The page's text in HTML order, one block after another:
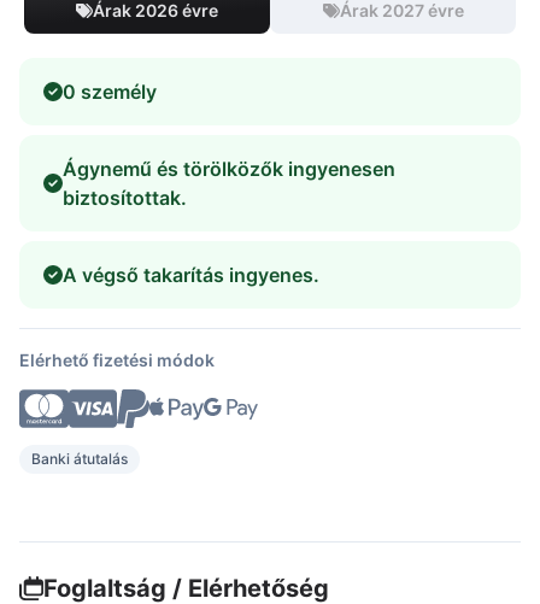
Árak 2026 évre Árak 2027 évre
0 személy
Ágynemű és törölközők ingyenesen
biztosítottak.
A végső takarítás ingyenes.
Elérhető fizetési módok
Banki átutalás
Foglaltság / Elérhetőség